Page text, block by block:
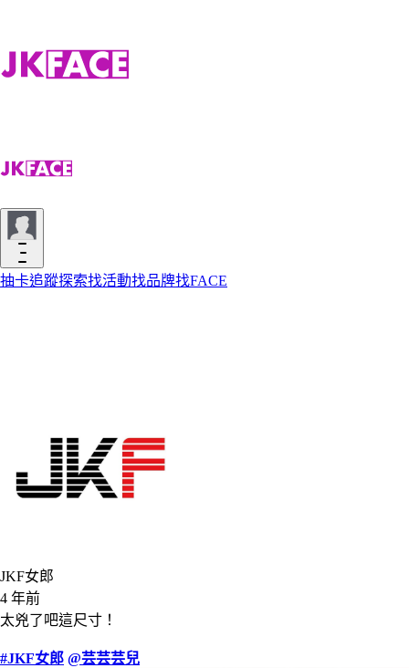
抽卡追蹤探索找活動找品牌找FACE
JKF女郎
4 年前
太兇了吧這尺寸！
#JKF女郎 @芸芸芸兒